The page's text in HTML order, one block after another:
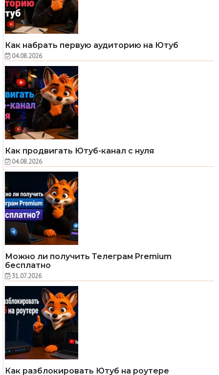
Как набрать первую аудиторию на Ютуб
04.08.2026
Как продвигать Ютуб-канал с нуля
04.08.2026
Можно ли получить Телеграм Premium
бесплатно
31.07.2026
Как разблокировать Ютуб на роутере